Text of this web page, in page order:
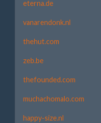
eterna.de
vanarendonk.nl
thehut.com
zeb.be
thefounded.com
muchachomalo.com
happy-size.nl